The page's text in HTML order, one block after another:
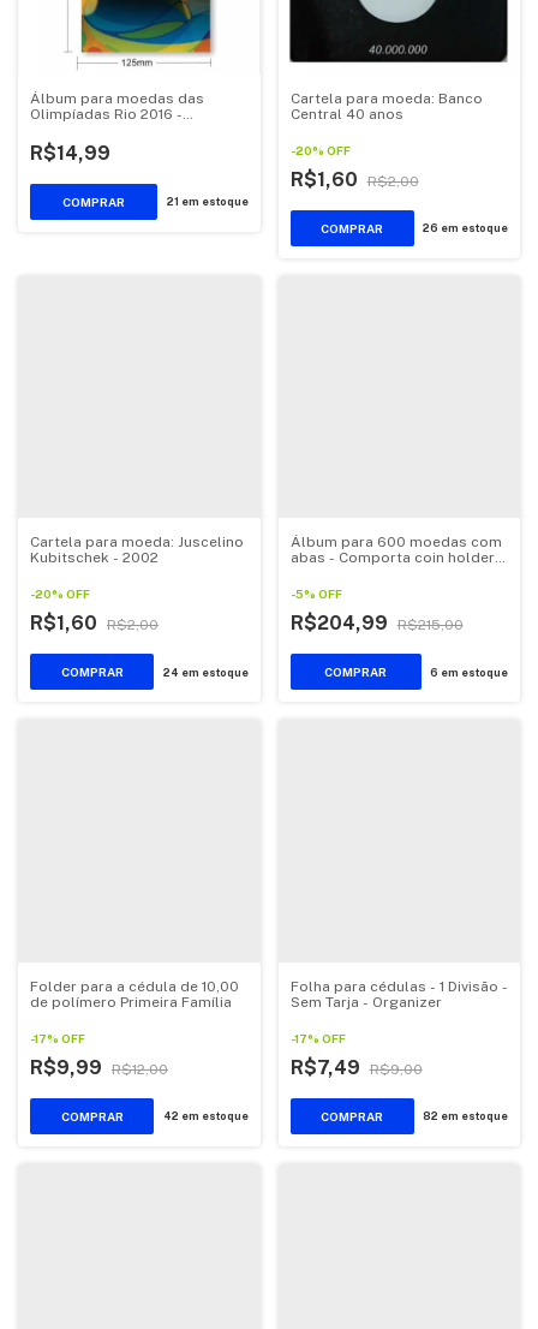
Álbum para moedas das
Olimpíadas Rio 2016 -
R$14,99
21 em estoque
Cartela para moeda: Banco
Central 40 anos
-20% OFF
R$1,60 R$2,00
26 em estoque
Cartela para moeda: Juscelino
Kubitschek - 2002
-20% OFF
R$1,60 R$2,00
24 em estoque
Álbum para 600 moedas com
abas - Comporta coin holder
-5% OFF
R$204,99 R$215,00
6 em estoque
Folder para a cédula de 10,00
de polímero Primeira Família
-17% OFF
R$9,99 R$12,00
42 em estoque
Folha para cédulas - 1 Divisão -
Sem Tarja - Organizer
-17% OFF
R$7,49 R$9,00
82 em estoque